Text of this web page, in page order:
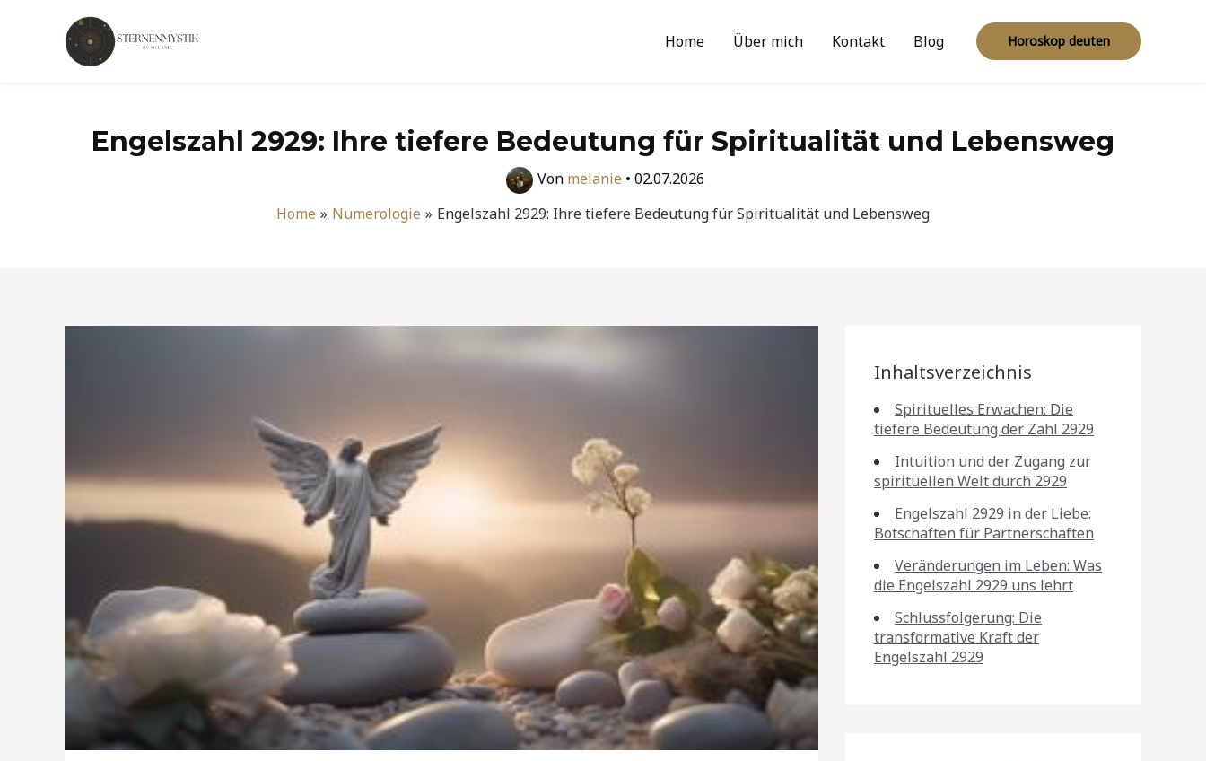
Home Über mich Kontakt Blog Horoskop deuten
Engelszahl 2929: Ihre tiefere Bedeutung für Spiritualität und Lebensweg
Von melanie • 02.07.2026
Home
Numerologie Engelszahl 2929: Ihre tiefere Bedeutung für Spiritualität und Lebensweg
Inhaltsverzeichnis
Spirituelles Erwachen: Die
tiefere Bedeutung der Zahl 2929
Intuition und der Zugang zur
spirituellen Welt durch 2929
Engelszahl 2929 in der Liebe:
Botschaften für Partnerschaften
Veränderungen im Leben: Was
die Engelszahl 2929 uns lehrt
Schlussfolgerung: Die
transformative Kraft der
Engelszahl 2929